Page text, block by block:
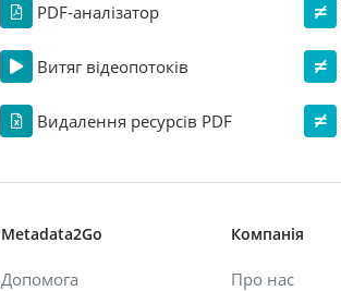
PDF-аналізатор
Витяг відеопотоків
Видалення ресурсів PDF
Metadata2Go
Допомога
Компанія
Про нас